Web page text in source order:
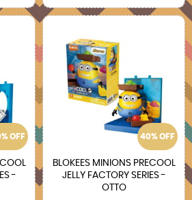
OFF
-
40% OFF
BLOKEES MINIONS PRECOOL
JELLY FACTORY SERIES -
OTTO